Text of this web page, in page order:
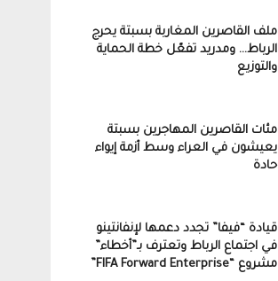
ملف القاصرين المغاربة بسبتة يحرج
الرباط… ومدريد تفعّل خطة الحماية
والتوزيع
مئات القاصرين المهاجرين بسبتة
يعيشون في العراء وسط أزمة إيواء
حادة
قيادة “فيفا” تجدد دعمها لإنفانتينو
في اجتماع الرباط وتعترف بـ”أخطاء”
مشروع “FIFA Forward Enterprise”